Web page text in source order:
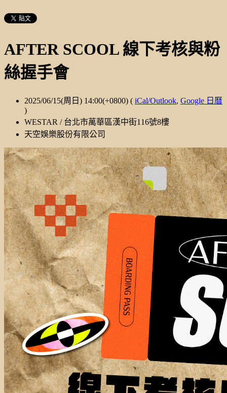
AFTER SCOOL 線下考核與粉
絲握手會
2025/06/15(周日) 14:00(+0800) ( iCal/Outlook, Google 日曆
)
WESTAR / 台北市萬華區漢中街116號8樓
天空娛樂股份有限公司